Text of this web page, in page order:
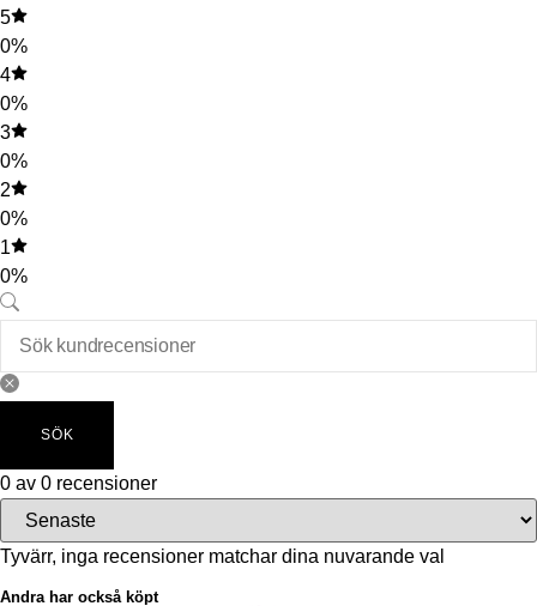
5
0%
4
0%
3
0%
2
0%
1
0%
SÖK
0 av 0 recensioner
Tyvärr, inga recensioner matchar dina nuvarande val
Andra har också köpt